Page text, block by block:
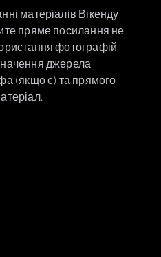
матеріалів Вікенду
пряме посилання не
фотографій
джерела
(якщо є) та прямого